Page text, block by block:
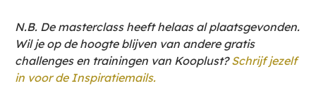
N.B. De masterclass heeft helaas al plaatsgevonden.
Wil je op de hoogte blijven van andere gratis
challenges en trainingen van Kooplust?Schrijf jezelf
in voor de Inspiratiemails.